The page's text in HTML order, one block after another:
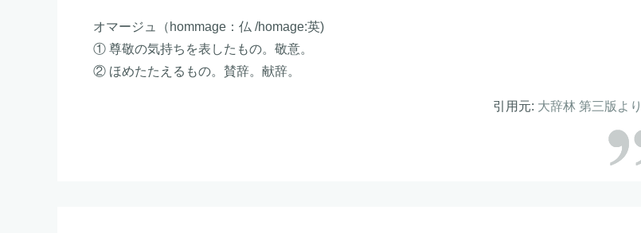
オマージュ（hommage：仏 /homage:英)
① 尊敬の気持ちを表したもの。敬意。
② ほめたたえるもの。賛辞。献辞。
引用元: 大辞林 第三版より